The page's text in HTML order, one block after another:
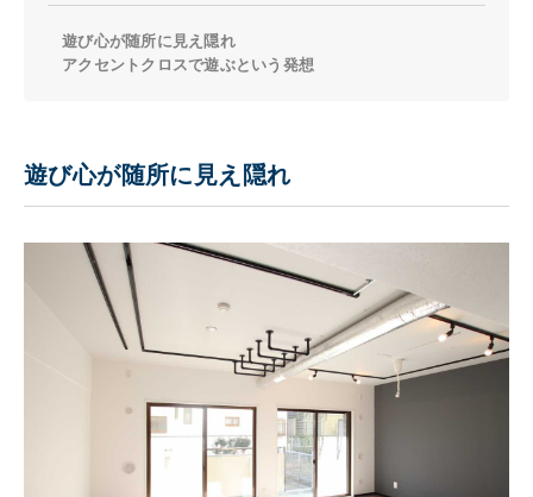
遊び心が随所に見え隠れ
アクセントクロスで遊ぶという発想
遊び心が随所に見え隠れ